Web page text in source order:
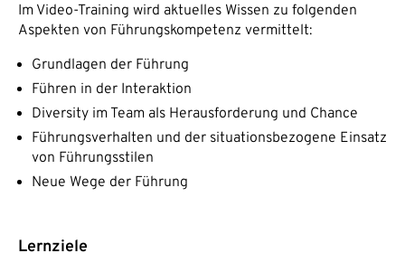
Im Video-Training wird aktuelles Wissen zu folgenden
Aspekten von Führungskompetenz vermittelt:
Grundlagen der Führung
Führen in der Interaktion
Diversity im Team als Herausforderung und Chance
Führungsverhalten und der situationsbezogene Einsatz
von Führungsstilen
Neue Wege der Führung
Lernziele